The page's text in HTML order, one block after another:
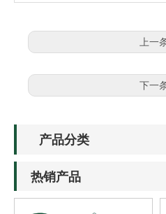
上一
下一
产品分类
热销产品